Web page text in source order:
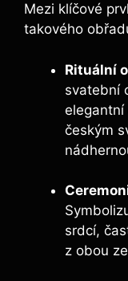
Mezi klíčové
takového
Rituální
svatební
elegantní
českým
srdcí,
z obou